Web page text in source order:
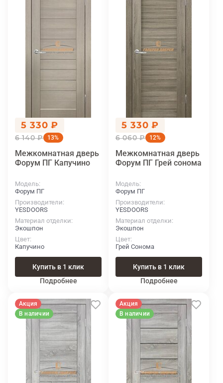
5 330 ₽
6 140 ₽ 13%
Межкомнатная дверь
Форум ПГ Капучино
Модель
Форум ПГ
Производители
YESDOORS
Материал отделки
Экошпон
Цвет
Капучино
Купить в 1 клик
Подробнее
5 330 ₽
6 060 ₽ 12%
Межкомнатная дверь
Форум ПГ Грей сонома
Модель
Форум ПГ
Производители
YESDOORS
Материал отделки
Экошпон
Цвет
Грей Сонома
Купить в 1 клик
Подробнее
Акция
В наличии
Акция
В наличии